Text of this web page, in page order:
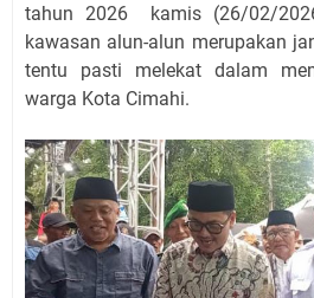
tahun 2026 kamis (26/02/
kawasan alun-alun merupakan
tentu pasti melekat dalam
warga Kota Cimahi.